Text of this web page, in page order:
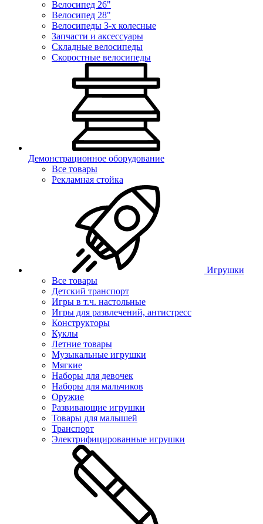
Велосипед 26"
Велосипед 28"
Велосипеды 3-х колесные
Запчасти и аксессуары
Складные велосипеды
Скоростные велосипеды
Демонстрационное оборудование
Все товары
Рекламная стойка
Игрушки
Все товары
Детский транспорт
Игры в т.ч. настольные
Игры для развлечений, антистресс
Конструкторы
Куклы
Летние товары
Музыкальные игрушки
Мягкие
Наборы для девочек
Наборы для мальчиков
Оружие
Развивающие игрушки
Товары для малышей
Транспорт
Электрифицированные игрушки